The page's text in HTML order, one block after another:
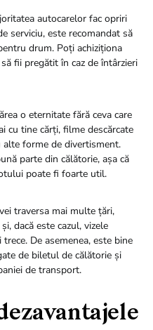
autocarelor fac opriri
serviciu, este recomandat să
drum. Poți achiziționa
fii pregătit în caz de întârzieri
o eternitate fără ceva care
cu tine cărți, filme descărcate
alte forme de divertisment.
parte din călătorie, așa că
poate fi foarte util.
traversa mai multe țări,
dacă este cazul, vizele
De asemenea, este bine
de biletul de călătorie și
de transport.